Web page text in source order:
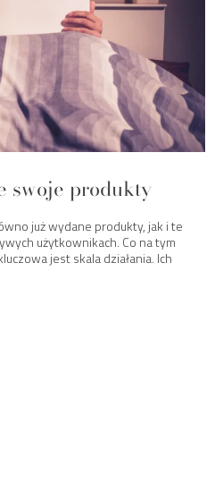
swoje produkty
już wydane produkty, jak i te
użytkownikach. Co na tym
jest skala działania. Ich